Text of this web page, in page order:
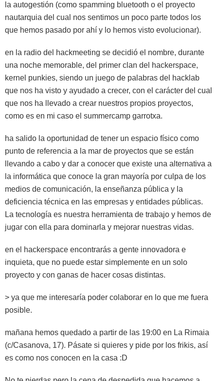
la autogestión (como spamming bluetooth o el proyecto
nautarquia del cual nos sentimos un poco parte todos los
que hemos pasado por ahí y lo hemos visto evolucionar).
en la radio del hackmeeting se decidió el nombre, durante
una noche memorable, del primer clan del hackerspace,
kernel punkies, siendo un juego de palabras del hacklab
que nos ha visto y ayudado a crecer, con el carácter del cual
que nos ha llevado a crear nuestros propios proyectos,
como es en mi caso el summercamp garrotxa.
ha salido la oportunidad de tener un espacio físico como
punto de referencia a la mar de proyectos que se están
llevando a cabo y dar a conocer que existe una alternativa a
la informática que conoce la gran mayoría por culpa de los
medios de comunicación, la enseñanza pública y la
deficiencia técnica en las empresas y entidades públicas.
La tecnología es nuestra herramienta de trabajo y hemos de
jugar con ella para dominarla y mejorar nuestras vidas.
en el hackerspace encontrarás a gente innovadora e
inquieta, que no puede estar simplemente en un solo
proyecto y con ganas de hacer cosas distintas.
> ya que me interesaría poder colaborar en lo que me fuera
posible.
mañana hemos quedado a partir de las 19:00 en La Rimaia
(c/Casanova, 17). Pásate si quieres y pide por los frikis, así
es como nos conocen en la casa :D